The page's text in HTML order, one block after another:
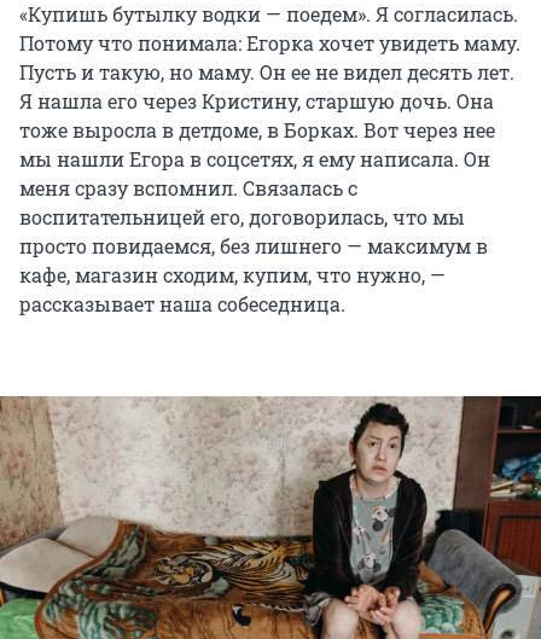
«Купишь бутылку водки — поедем». Я согласилась.
Потому что понимала: Егорка хочет увидеть маму.
Пусть и такую, но маму. Он ее не видел десять лет.
Я нашла его через Кристину, старшую дочь. Она
тоже выросла в детдоме, в Борках. Вот через нее
мы нашли Егора в соцсетях, я ему написала. Он
меня сразу вспомнил. Связалась с
воспитательницей его, договорилась, что мы
просто повидаемся, без лишнего — максимум в
кафе, магазин сходим, купим, что нужно, —
рассказывает наша собеседница.